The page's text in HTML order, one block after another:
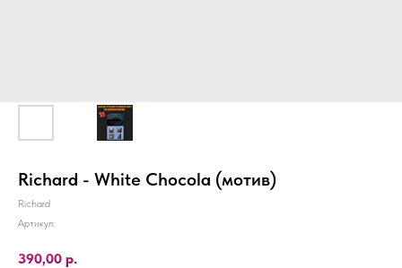
Richard - White Chocola (мотив)
Richard
Артикул:
390,00 р.